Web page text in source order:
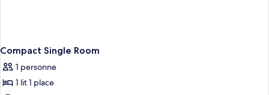
Compact Single Room
1 personne
1 lit 1 place